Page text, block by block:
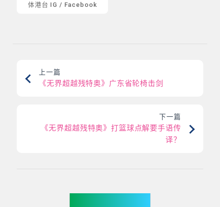
体港台 IG / Facebook
上一篇
《无界超越残特奥》广东省轮椅击剑
下一篇
《无界超越残特奥》打篮球点解要手语传
译？